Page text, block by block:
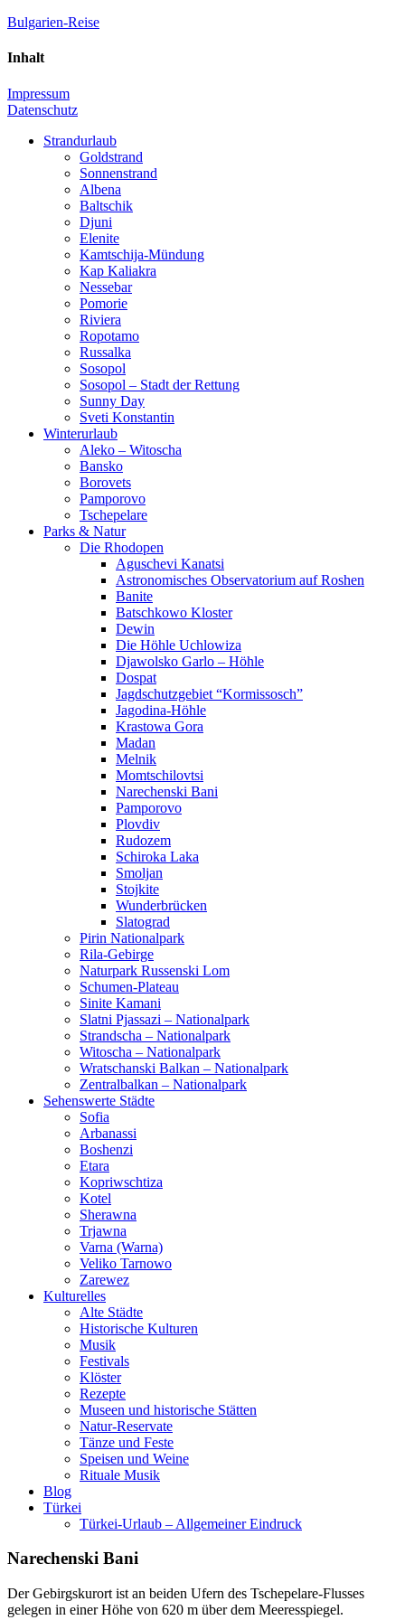
Zum
springen
Bulgarien-Reise
Der
für
Bulgarien
Meer
Inhalt
Impressum
Datenschutz
Strandurlaub
Goldstrand
Sonnenstrand
Albena
Baltschik
Djuni
Elenite
Kamtschija-Mündung
Kap Kaliakra
Nessebar
Pomorie
Riviera
Ropotamo
Russalka
Sosopol
Sosopol – Stadt der Rettung
Sunny Day
Sveti Konstantin
Winterurlaub
Aleko – Witoscha
Bansko
Borovets
Pamporovo
Tschepelare
Parks & Natur
Die Rhodopen
Aguschevi Kanatsi
Astronomisches Observatorium auf Roshen
Banite
Batschkowo Kloster
Dewin
Die Höhle Uchlowiza
Djawolsko Garlo – Höhle
Dospat
Jagdschutzgebiet “Kormissosch”
Jagodina-Höhle
Krastowa Gora
Madan
Melnik
Momtschilovtsi
Narechenski Bani
Pamporovo
Plovdiv
Rudozem
Schiroka Laka
Smoljan
Stojkite
Wunderbrücken
Slatograd
Pirin Nationalpark
Rila-Gebirge
Naturpark Russenski Lom
Schumen-Plateau
Sinite Kamani
Slatni Pjassazi – Nationalpark
Strandscha – Nationalpark
Witoscha – Nationalpark
Wratschanski Balkan – Nationalpark
Zentralbalkan – Nationalpark
Sehenswerte Städte
Sofia
Arbanassi
Boshenzi
Etara
Kopriwschtiza
Kotel
Sherawna
Trjawna
Varna (Warna)
Veliko Tarnowo
Zarewez
Kulturelles
Alte Städte
Historische Kulturen
Musik
Festivals
Klöster
Rezepte
Museen und historische Stätten
Natur-Reservate
Tänze und Feste
Speisen und Weine
Rituale Musik
Blog
Türkei
Türkei-Urlaub – Allgemeiner Eindruck
Narechenski Bani
Der Gebirgskurort ist an beiden Ufern des Tschepelare-Flusses
gelegen in einer Höhe von 620 m über dem Meeresspiegel.